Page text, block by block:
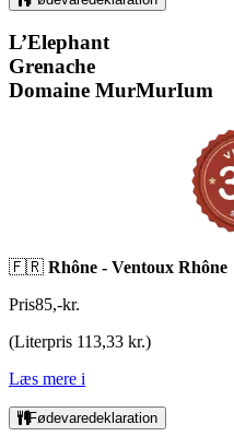
L’Elephant
Grenache
Domaine MurMurIum
🇫🇷 Rhône - Ventoux Rhône
Pris85,-kr.
(Literpris 113,33 kr.)
Læs mere i
Fødevaredeklaration